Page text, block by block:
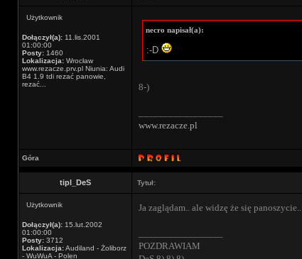
Użytkownik
Dołączył(a): 11.lis.2001
01:00:00
Posty: 1460
Lokalizacja: Wrocław
www.rezacze.prv.pl Niunia: Audi
B4 1.9 tdi rezać panowie,
rezać...
necro napisał(a):
:-D
8-)
www.rezacze.pl
Góra
tipl_DeS Tytuł:
Użytkownik
Dołączył(a): 15.lut.2002
01:00:00
Posty: 3712
Lokalizacja:Audiland - Żoliborz
- WuWuA - Polen
Ja zaglądam.. ale widzę że się
POZDRAWIAM